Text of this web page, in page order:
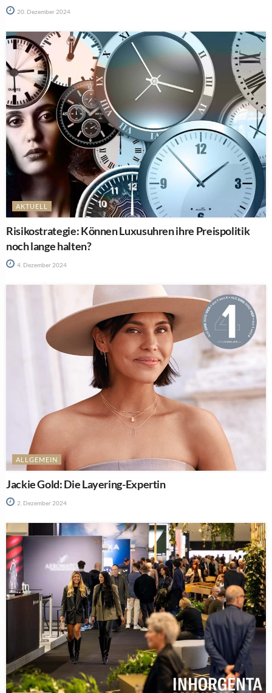
20. Dezember 2024
AKTUELL
Risikostrategie: Können Luxusuhren ihre Preispolitik
noch lange halten?
4. Dezember 2024
ALLGEMEIN
Jackie Gold: Die Layering-Expertin
2. Dezember 2024